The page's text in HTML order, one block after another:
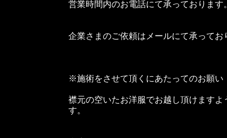
営業時間内のお電話にて承っております
企業さまのご依頼はメールにて承ってお
※施術をさせて頂くにあたってのお願い
襟元の空いたお洋服でお越し頂けます
す。